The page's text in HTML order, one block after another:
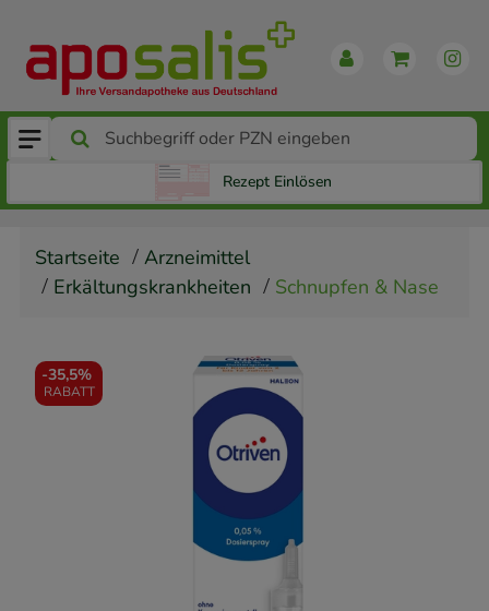
Rezept Einlösen
Startseite
Arzneimittel
Erkältungskrankheiten
Schnupfen & Nase
-35,5%
RABATT